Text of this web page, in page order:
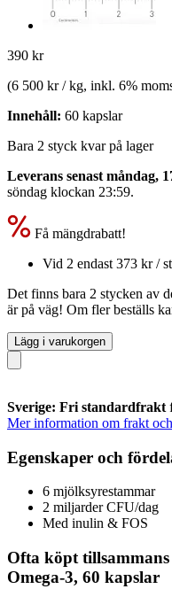
390 kr
(6 500 kr / kg, inkl. 6%
Innehåll: 60 kapslar
Bara 2 styck kvar på lager
Leverans senast måndag,
söndag klockan 23:59.
Få mängdrabatt!
Vid 2 endast 373 kr/
Det finns bara 2 stycken av
är på väg! Om fler beställs
Lägg i varukorgen
Sverige: Fri standardfrakt
Mer information om frakt
Egenskaper och
6 mjölksyrestammar
2 miljarder CFU/dag
Med inulin & FOS
Ofta köpt
Omega-3, 60 kapslar